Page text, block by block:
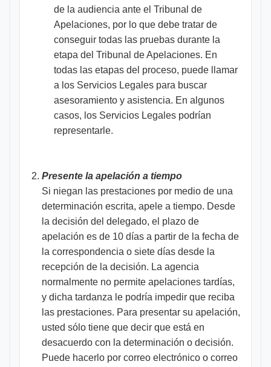
de la audiencia ante el Tribunal de
Apelaciones, por lo que debe tratar de
conseguir todas las pruebas durante la
etapa del Tribunal de Apelaciones. En
todas las etapas del proceso, puede llamar
a los Servicios Legales para buscar
asesoramiento y asistencia. En algunos
casos, los Servicios Legales podrían
representarle.
Presente la apelación a tiempo
Si niegan las prestaciones por medio de una
determinación escrita, apele a tiempo. Desde
la decisión del delegado, el plazo de
apelación es de 10 días a partir de la fecha de
la correspondencia o siete días desde la
recepción de la decisión. La agencia
normalmente no permite apelaciones tardías,
y dicha tardanza le podría impedir que reciba
las prestaciones. Para presentar su apelación,
usted sólo tiene que decir que está en
desacuerdo con la determinación o decisión.
Puede hacerlo por correo electrónico o correo